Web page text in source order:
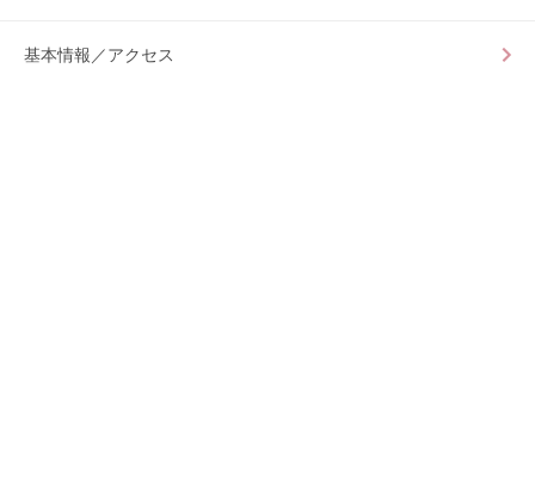
基本情報／アクセス